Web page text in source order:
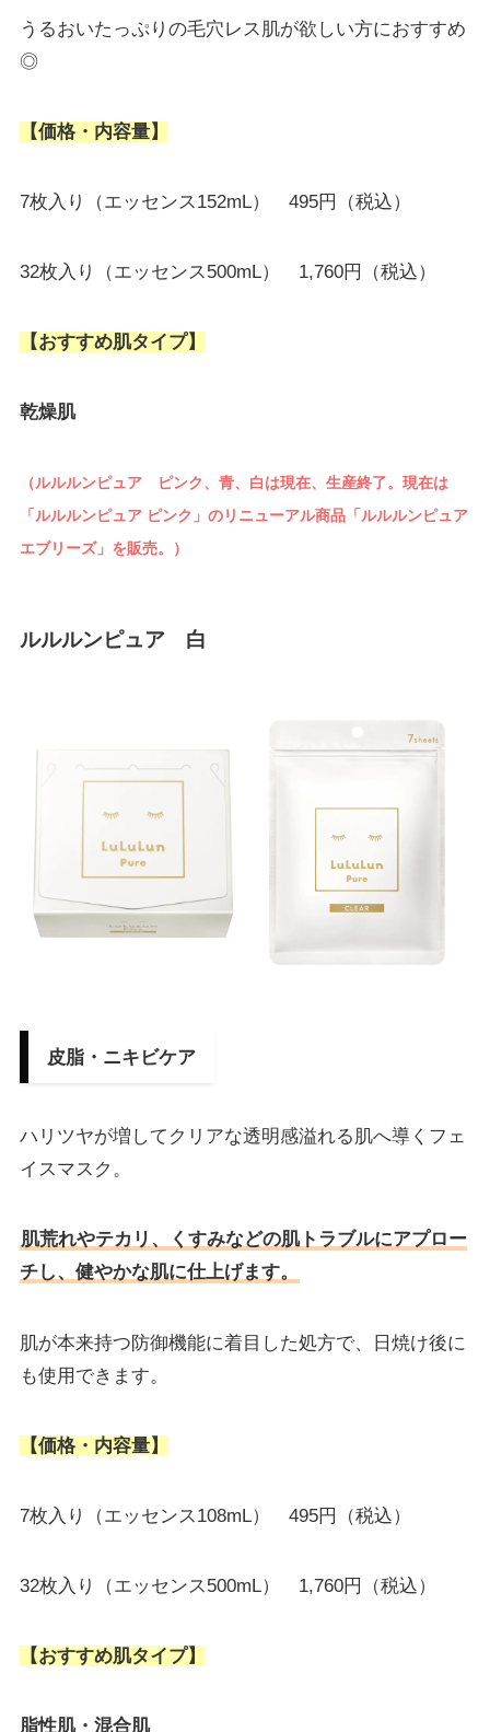
うるおいたっぷりの毛穴レス肌が欲しい方におすすめ
◎
【価格・内容量】
7枚入り（エッセンス152mL） 495円（税込）
32枚入り（エッセンス500mL） 1,760円（税込）
【おすすめ肌タイプ】
乾燥肌
（ルルルンピュア ピンク、青、白は現在、生産終了。現在は
「ルルルンピュア ピンク」のリニューアル商品「ルルルンピュア
エブリーズ」を販売。）
ルルルンピュア 白
皮脂・ニキビケア
ハリツヤが増してクリアな透明感溢れる肌へ導くフェ
イスマスク。
肌荒れやテカリ、くすみなどの肌トラブルにアプロー
チし、健やかな肌に仕上げます。
肌が本来持つ防御機能に着目した処方で、日焼け後に
も使用できます。
【価格・内容量】
7枚入り（エッセンス108mL） 495円（税込）
32枚入り（エッセンス500mL） 1,760円（税込）
【おすすめ肌タイプ】
脂性肌・混合肌